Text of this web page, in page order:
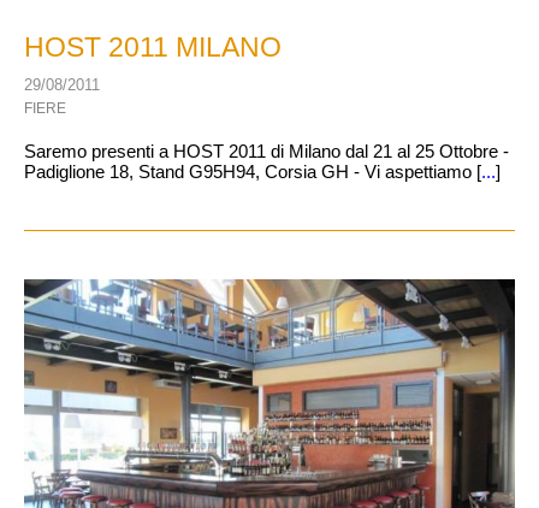
HOST 2011 MILANO
29/08/2011
FIERE
Saremo presenti a HOST 2011 di Milano dal 21 al 25 Ottobre -
Padiglione 18, Stand G95H94, Corsia GH - Vi aspettiamo [...]